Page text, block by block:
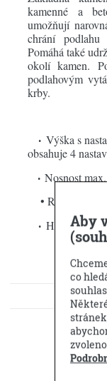
kamenné a
umožňují
chrání
Pomáhá také
okolí kamen.
podlahovým
krby.
• Výška s
obsahuje 4
• Nosnost
• Roměrý:
• Hmotnost:
Aby
co